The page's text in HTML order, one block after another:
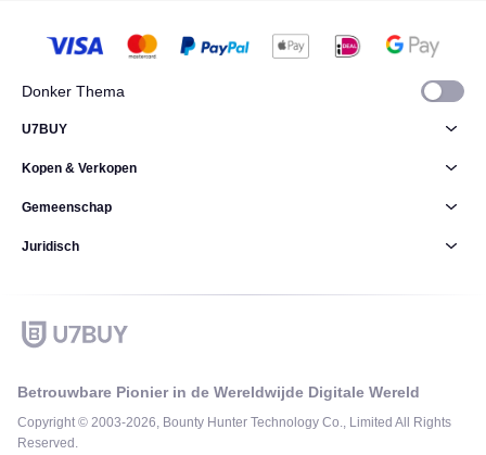
Donker Thema
Betrouwbare Pionier in de Wereldwijde Digitale Wereld
Copyright © 2003-2026, Bounty Hunter Technology Co., Limited All Rights
Reserved.
U7BUY
Kopen & Verkopen
Gemeenschap
Juridisch